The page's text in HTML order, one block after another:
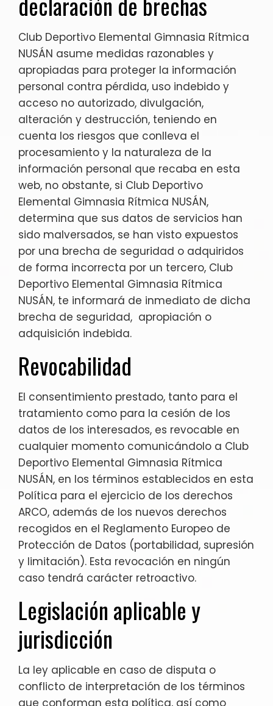
Club Deportivo Elemental Gimnasia Rítmica
NUSÁN asume medidas razonables y
apropiadas para proteger la información
personal contra pérdida, uso indebido y
acceso no autorizado, divulgación,
alteración y destrucción, teniendo en
cuenta los riesgos que conlleva el
procesamiento y la naturaleza de la
información personal que recaba en esta
web, no obstante, si Club Deportivo
Elemental Gimnasia Rítmica NUSÁN,
determina que sus datos de servicios han
sido malversados, se han visto expuestos
por una brecha de seguridad o adquiridos
de forma incorrecta por un tercero, Club
Deportivo Elemental Gimnasia Rítmica
NUSÁN, te informará de inmediato de dicha
brecha de seguridad, apropiación o
adquisición indebida.
Revocabilidad
El consentimiento prestado, tanto para el
tratamiento como para la cesión de los
datos de los interesados, es revocable en
cualquier momento comunicándolo a Club
Deportivo Elemental Gimnasia Rítmica
NUSÁN, en los términos establecidos en esta
Política para el ejercicio de los derechos
ARCO, además de los nuevos derechos
recogidos en el Reglamento Europeo de
Protección de Datos (portabilidad, supresión
y limitación). Esta revocación en ningún
caso tendrá carácter retroactivo.
Legislación aplicable y
jurisdicción
La ley aplicable en caso de disputa o
conflicto de interpretación de los términos
que conforman esta política, así como